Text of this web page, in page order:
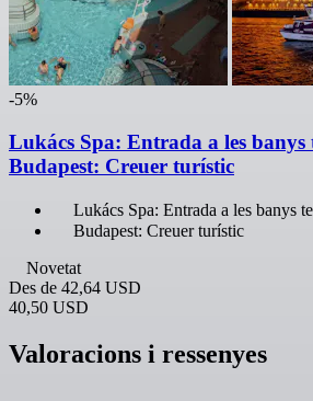
-5%
Lukács Spa: Entrada a les banys
Budapest: Creuer turístic
Lukács Spa: Entrada a les banys
Budapest: Creuer turístic
Novetat
Des de 42,64 USD
40,50 USD
Valoracions i ressenyes